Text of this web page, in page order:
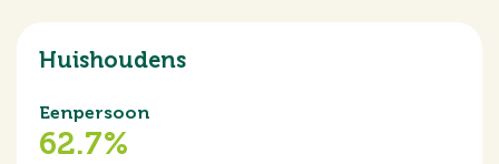
Huishoudens
Eenpersoon
62.7%